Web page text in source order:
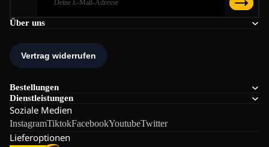
Über uns
Bestellungen
Dienstleistungen
Soziale Medien
InstagramTiktokFacebookYoutubeTwitter
Lieferoptionen